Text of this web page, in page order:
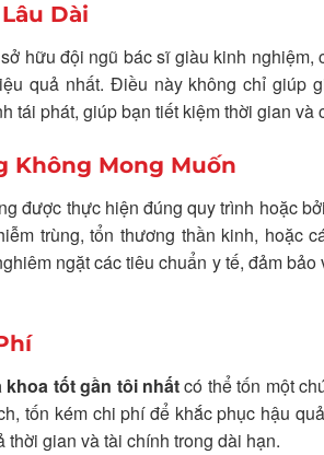
Dài
hữu đội ngũ bác sĩ giàu kinh
quả nhất. Điều này không chỉ giúp
tái phát, giúp bạn tiết kiệm thời gian và
Không Mong Muốn
được thực hiện đúng quy trình hoặc
trùng, tổn thương thần kinh, hoặc
ngặt các tiêu chuẩn y tế, đảm
tốt gần tôi nhấtcó thể tốn một
tốn kém chi phí để khắc phục hậu
gian và tài chính trong dài hạn.